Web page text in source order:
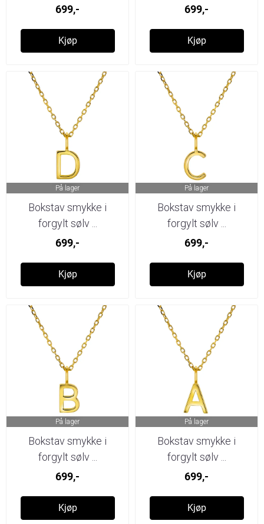
699,-
Kjøp
699,-
Kjøp
På lager
Bokstav smykke i
forgylt sølv ...
699,-
Kjøp
På lager
Bokstav smykke i
forgylt sølv ...
699,-
Kjøp
På lager
Bokstav smykke i
forgylt sølv ...
699,-
Kjøp
På lager
Bokstav smykke i
forgylt sølv ...
699,-
Kjøp